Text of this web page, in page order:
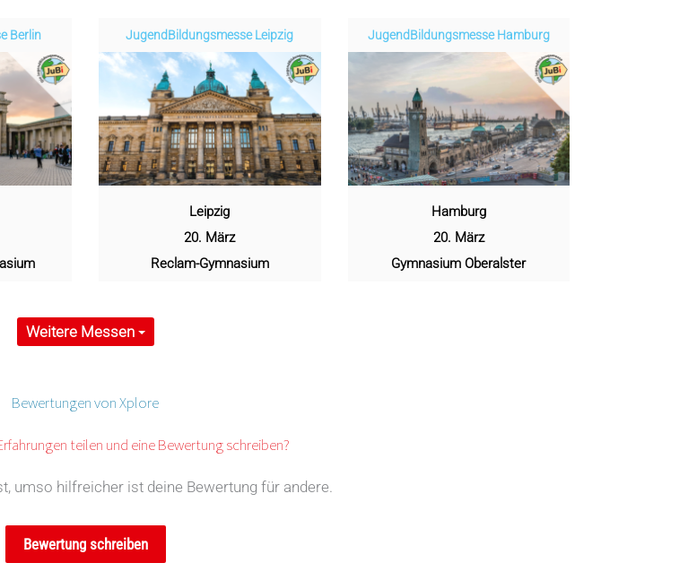
Berlin Jugend­­­­­Bildungsmess­e Leipzig
Leipzig
20. März
Reclam-Gymnasium
Jugend­­­­­Bildungsmess­e Hamburg
Hamburg
20. März
Gymnasium Oberalster
Weitere Messen
Bewertungen von Xplore
teilen und eine Bewertung schreiben?
umso hilfreicher ist deine Bewertung für andere.
Bewertung schreiben